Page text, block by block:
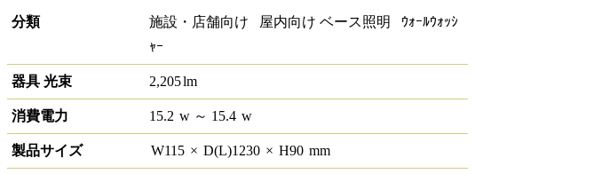
分類
施設・店舗向け 屋内向け ベース照明 ｳｫｰﾙｳｫｯｼ
ｬｰ
器具 光束 2,205lm
消費電力 15.2 w ～ 15.4 w
製品サイズ W115 × D(L)1230 × H90 mm